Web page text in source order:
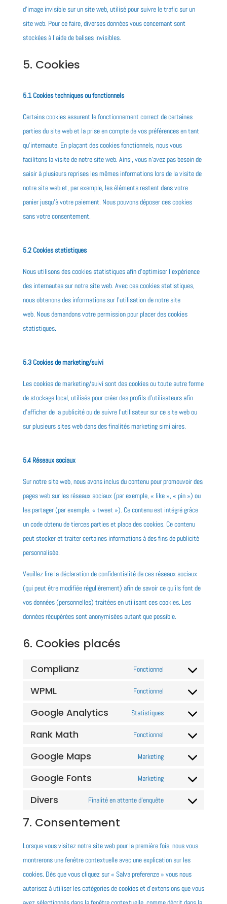
d’image invisible sur un site web, utilisé pour suivre le trafic sur un
site web. Pour ce faire, diverses données vous concernant sont
stockées à l’aide de balises invisibles.
5. Cookies
5.1 Cookies techniques ou fonctionnels
Certains cookies assurent le fonctionnement correct de certaines
parties du site web et la prise en compte de vos préférences en tant
qu’internaute. En plaçant des cookies fonctionnels, nous vous
facilitons la visite de notre site web. Ainsi, vous n’avez pas besoin de
saisir à plusieurs reprises les mêmes informations lors de la visite de
notre site web et, par exemple, les éléments restent dans votre
panier jusqu’à votre paiement. Nous pouvons déposer ces cookies
sans votre consentement.
5.2 Cookies statistiques
Nous utilisons des cookies statistiques afin d’optimiser l’expérience
des internautes sur notre site web. Avec ces cookies statistiques,
nous obtenons des informations sur l’utilisation de notre site
web. Nous demandons votre permission pour placer des cookies
statistiques.
5.3 Cookies de marketing/suivi
Les cookies de marketing/suivi sont des cookies ou toute autre forme
de stockage local, utilisés pour créer des profils d’utilisateurs afin
d’afficher de la publicité ou de suivre l’utilisateur sur ce site web ou
sur plusieurs sites web dans des finalités marketing similaires.
5.4 Réseaux sociaux
Sur notre site web, nous avons inclus du contenu pour promouvoir des
pages web sur les réseaux sociaux (par exemple, « like », « pin ») ou
les partager (par exemple, « tweet »). Ce contenu est intégré grâce
un code obtenu de tierces parties et place des cookies. Ce contenu
peut stocker et traiter certaines informations à des fins de publicité
personnalisée.
Veuillez lire la déclaration de confidentialité de ces réseaux sociaux
(qui peut être modifiée régulièrement) afin de savoir ce qu’ils font de
vos données (personnelles) traitées en utilisant ces cookies. Les
données récupérées sont anonymisées autant que possible.
6. Cookies placés
Complianz Fonctionnel
Consent
complianz
WPML Fonctionnel
Consent
Google Analytics Statistiques
Consent
analytics
Rank Math Fonctionnel
Consent
Google Maps Marketing
Consent
Google Fonts Marketing
Consent
Divers Finalité en attente d’enquête
Consent
divers
7. Consentement
Lorsque vous visitez notre site web pour la première fois, nous vous
montrerons une fenêtre contextuelle avec une explication sur les
cookies. Dès que vous cliquez sur « Salva preferenze » vous nous
autorisez à utiliser les catégories de cookies et d’extensions que vous